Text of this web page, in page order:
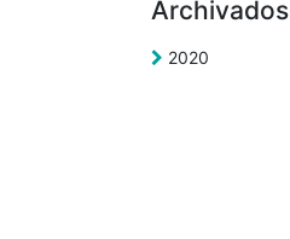
Archivados
2020